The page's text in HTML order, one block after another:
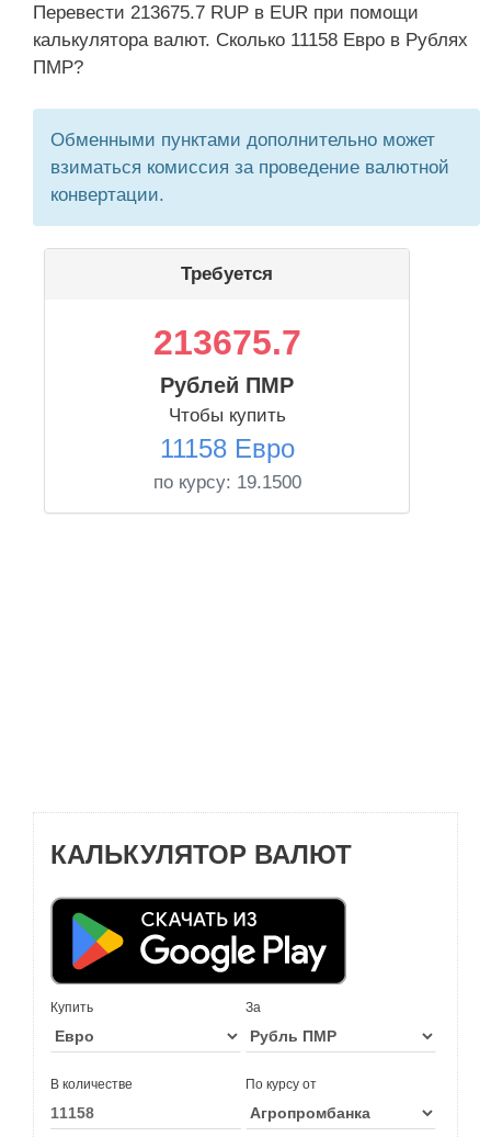
Перевести 213675.7 RUP в EUR при помощи
калькулятора валют. Сколько 11158 Евро в Рублях
ПМР?
Обменными пунктами дополнительно может
взиматься комиссия за проведение валютной
конвертации.
Требуется
213675.7
Рублей ПМР
Чтобы купить
11158 Евро
по курсу: 19.1500
КАЛЬКУЛЯТОР ВАЛЮТ
Купить За
В количестве По курсу от